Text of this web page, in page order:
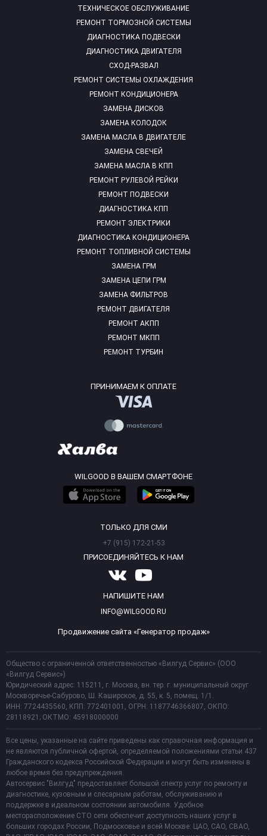
ТЕХНИЧЕСКОЕ ОБСЛУЖИВАНИЕ
РЕМОНТ ТОРМОЗНОЙ СИСТЕМЫ
ДИАГНОСТИКА ПОДВЕСКИ
ДИАГНОСТИКА ДВИГАТЕЛЯ
СХОД-РАЗВАЛ
РЕМОНТ СИСТЕМЫ ОХЛАЖДЕНИЯ
РЕМОНТ КОНДИЦИОНЕРА
ЗАМЕНА ДИСКОВ
ЗАМЕНА КОЛОДОК
ЗАМЕНА МАСЛА В ДВИГАТЕЛЕ
ЗАМЕНА СВЕЧЕЙ
ЗАМЕНА МАСЛА В КПП
РЕМОНТ РУЛЕВОЙ РЕЙКИ
РЕМОНТ ПОДВЕСКИ
ДИАГНОСТИКА КПП
РЕМОНТ ЭЛЕКТРИКИ
ДИАГНОСТИКА КОНДИЦИОНЕРА
РЕМОНТ ТОПЛИВНОЙ СИСТЕМЫ
ЗАМЕНА ГРМ
ЗАМЕНА ЦЕПИ ГРМ
ЗАМЕНА ФИЛЬТРОВ
РЕМОНТ ДВИГАТЕЛЯ
РЕМОНТ АКПП
РЕМОНТ МКПП
РЕМОНТ ТУРБИН
ПРИНИМАЕМ К ОПЛАТЕ
WILGOOD В ВАШЕМ СМАРТФОНЕ
ТОЛЬКО ДЛЯ СМИ
+7 (915) 172-21-53
ПРИСОЕДИНЯЙТЕСЬ К НАМ
НАПИШИТЕ НАМ
INFO@WILGOOD.RU
Продвижение сайта «Генератор продаж»
Общество с ограниченной ответственностью «Вилгуд Сервис» (ООО
«Вилгуд Сервис»)
Юридический адрес: 115211, г. Москва, вн. тер. г. муниципальный округ
Москворечье-Сабурово, Ш. Каширское, д. 55, к. 5, помещ. 1/1.
ИНН: 7724435560, КПП: 772401001, ОГРН: 1187746366807, ОКПО:
28118921; ОКТМО: 45918000000
Все цены, указанные на сайте приведены как справочная информация и
не являются публичной офертой, определяемой положениями статьи 437
Гражданского кодекса Российской Федерации и могут быть изменены в
любое время без предупреждения.
Автосервис "Вилгуд" предоставляет большой спектр услуг по ремонту и
диагностике, кузовным и слесарным работам, обслуживанию и
поддержке в идеальном состоянии автомобиля. Удобное
месторасположение СТО сети обеспечит доступность наших услуг в
больших городах России, Подмосковье и всей Москве: ЦАО, САО, СВАО,